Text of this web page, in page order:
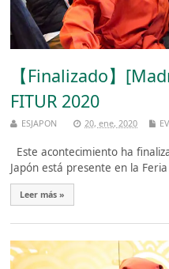
【Finalizado】
FITUR 2020
ESJAPON 20, ene, 2020
Este acontecimiento ha
Japón está presente en la
Leer más »